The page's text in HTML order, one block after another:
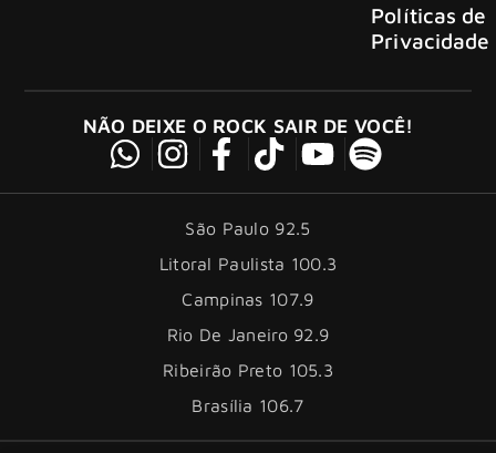
Políticas de
Privacidade
NÃO DEIXE O ROCK SAIR DE VOCÊ!
São Paulo 92.5
Litoral Paulista 100.3
Campinas 107.9
Rio De Janeiro 92.9
Ribeirão Preto 105.3
Brasília 106.7